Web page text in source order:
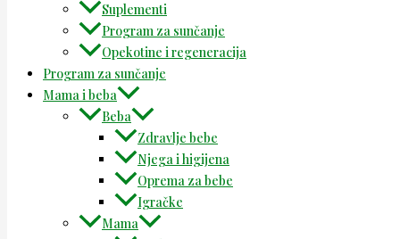
Suplementi
Program za sunčanje
Opekotine i regeneracija
Program za sunčanje
Mama i beba
Beba
Zdravlje bebe
Njega i higijena
Oprema za bebe
Igračke
Mama